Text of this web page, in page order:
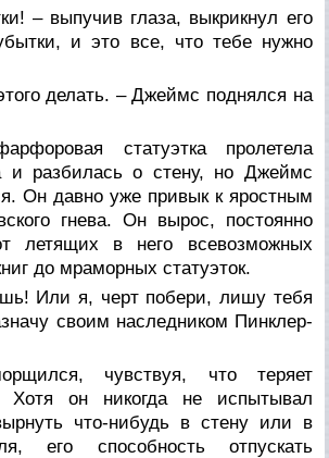
– выпучив глаза, выкрикнул его
и это все, что тебе нужно
делать. – Джеймс поднялся на
статуэтка пролетела
и разбилась о стену, но Джеймс
Он давно уже привык к яростным
гнева. Он вырос, постоянно
летящих в него всевозможных
до мраморных статуэток.
Или я, черт побери, лишу тебя
своим наследником Пинклер-
чувствуя, что теряет
Хотя он никогда не испытывал
что-нибудь в стену или в
его способность отпускать